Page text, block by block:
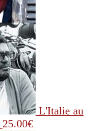
L'Italie au
25.00€